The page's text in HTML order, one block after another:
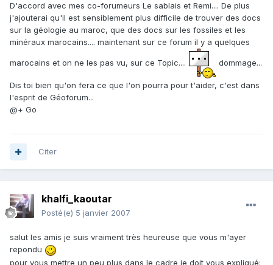
D'accord avec mes co-forumeurs Le sablais et Remi.... De plus
j'ajouterai qu'il est sensiblement plus difficile de trouver des docs
sur la géologie au maroc, que des docs sur les fossiles et les
minéraux marocains.... maintenant sur ce forum il y a quelques
marocains et on ne les pas vu, sur ce Topic.... dommage...
Dis toi bien qu'on fera ce que l'on pourra pour t'aider, c'est dans
l'esprit de Géoforum...
@+ Go
Citer
khalfi_kaoutar
Posté(e) 5 janvier 2007
salut les amis je suis vraiment très heureuse que vous m'ayer
repondu
pour vous mettre un peu plus dans le cadre je doit vous expliqué: